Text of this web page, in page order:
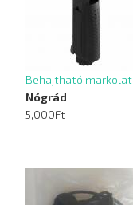
Behajtható markolat
Nógrád
5,000Ft